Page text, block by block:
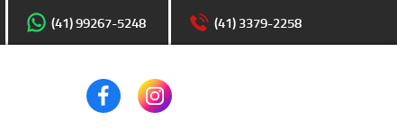
(41) 99267-5248 (41) 3379-2258